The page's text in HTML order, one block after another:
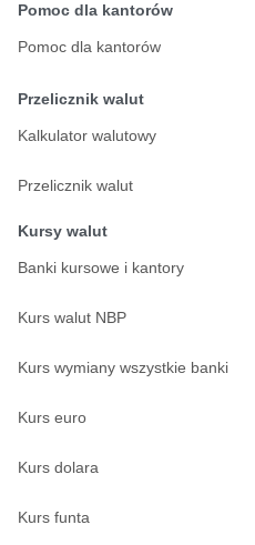
Pomoc dla kantorów
Pomoc dla kantorów
Przelicznik walut
Kalkulator walutowy
Przelicznik walut
Kursy walut
Banki kursowe i kantory
Kurs walut NBP
Kurs wymiany wszystkie banki
Kurs euro
Kurs dolara
Kurs funta